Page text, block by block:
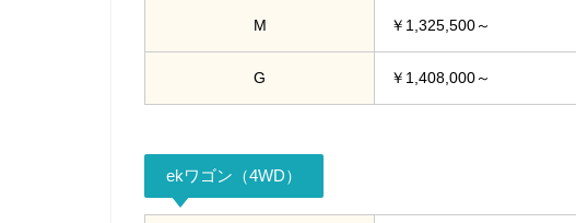
M ￥1,325,500～
G ￥1,408,000～
ekワゴン（4WD）